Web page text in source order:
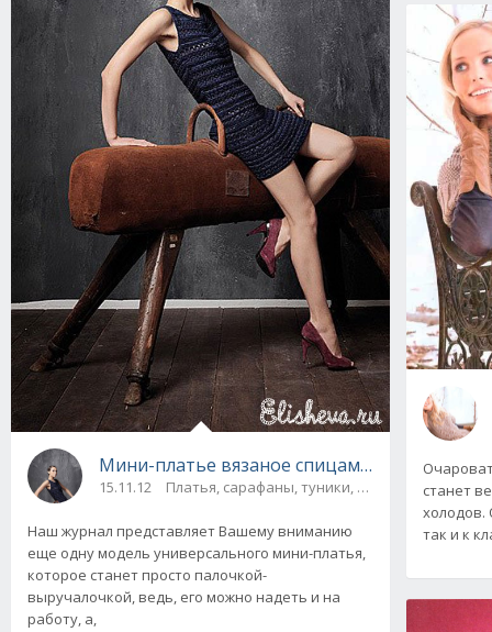
Мини-платье вязаное спицами и крючком
15.11.12 Платья, сарафаны, туники, юбки / Платья,
Наш журнал представляет Вашему вниманию
еще одну модель универсального мини-платья,
которое станет просто палочкой-
выручалочкой, ведь, его можно надеть и на
работу, а,
станет
холодов.
так и к